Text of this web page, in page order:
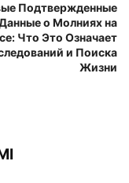
Подтвержденные
о Молниях на
Что Это Означает
и Поиска
Жизни